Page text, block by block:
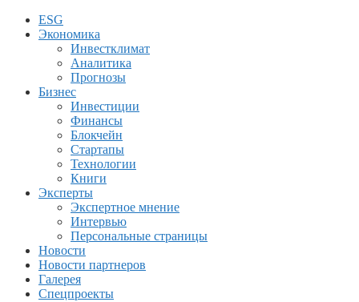
ESG
Экономика
Инвестклимат
Аналитика
Прогнозы
Бизнес
Инвестиции
Финансы
Блокчейн
Стартапы
Технологии
Книги
Эксперты
Экспертное мнение
Интервью
Персональные страницы
Новости
Новости партнеров
Галерея
Спецпроекты